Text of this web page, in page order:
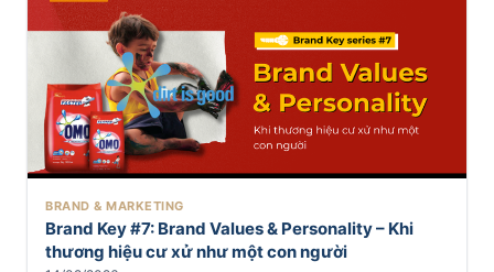
BRAND & MARKETING
Brand Key #7: Brand Values & Personality – Khi
thương hiệu cư xử như một con người